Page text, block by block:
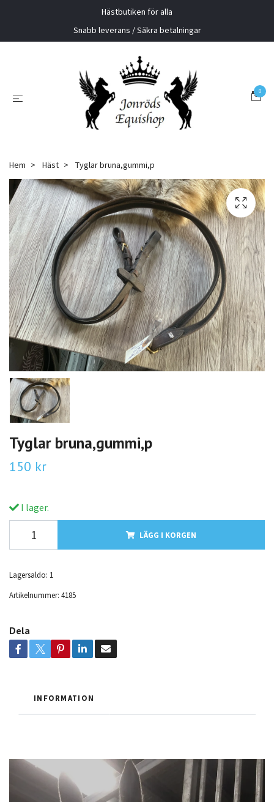
Hästbutiken för alla
Snabb leverans / Säkra betalningar
0
Hem Häst Tyglar bruna,gummi,p
Tyglar bruna,gummi,p
150 kr
I lager.
LÄGG I KORGEN
Lagersaldo: 1
Artikelnummer: 4185
Dela
INFORMATION